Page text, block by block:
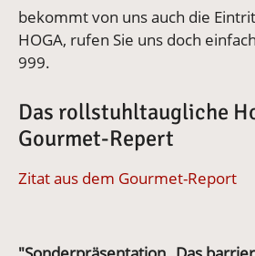
bekommt von uns auch die
HOGA, rufen Sie uns doch
999.
Das rollstuhltaugliche
Gourmet-Repert
Zitat aus dem Gourmet-Report